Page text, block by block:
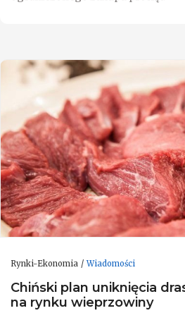
Rynki-Ekonomia Wiadomości
Chiński plan uniknięcia
na rynku wieprzowiny